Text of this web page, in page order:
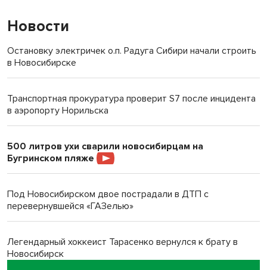
Новости
Остановку электричек о.п. Радуга Сибири начали строить
в Новосибирске
Транспортная прокуратура проверит S7 после инцидента
в аэропорту Норильска
500 литров ухи сварили новосибирцам на
Бугринском пляже
Под Новосибирском двое пострадали в ДТП с
перевернувшейся «ГАЗелью»
Легендарный хоккеист Тарасенко вернулся к брату в
Новосибирск